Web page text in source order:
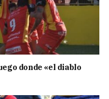
donde «el diablo